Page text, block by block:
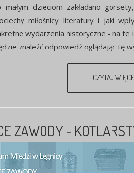
małym dzieciom zakładano
miłośnicy literatury i jaki
wydarzenia historyczne - na te
znaleźć odpowiedź oglądając tę
CZYTAJ
ZAWODY -